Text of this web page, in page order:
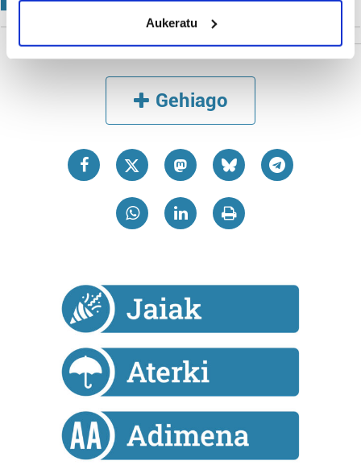
meters
Identify your device by actively scanning it for
specific characteristics (fingerprinting)
Guk eta gure bazkideek zure datu pertsonalak
teknologia erabiliz, cookieak adibidez, iragarki eta eduki
pertsonalizatuak eskaintzeko, iragarkiak eta edukia
neurtzeko, jendeari buruzko informazioa biltzeko eta
produktuak garatzeko. Zure datuak nork eta zertarako
interes komertzial legitimoetan babesten dira. Ikusi gure
bazkideen zerrenda, beren ustez zein helburutarako
duten interes legitimoa eta horren aurka nola egin
dezakezun ikusteko.
Lortu zure datu pertsonalak prozesatzeko moduari
buruzko informazio gehiago eta ezarri zure lehentasunak
datuen atalean. Edozein unetan alda edo ken dezakezu
zure baimena Cookieen adierazpenean.
Aukeratu
Gehiago